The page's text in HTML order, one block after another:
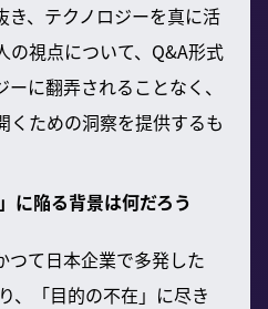
き、テクノロジーを真に活
の視点について、Q&A形式
に翻弄されることなく、
くための洞察を提供するも
に陥る背景は何だろう
つて日本企業で多発した
、「目的の不在」に尽き